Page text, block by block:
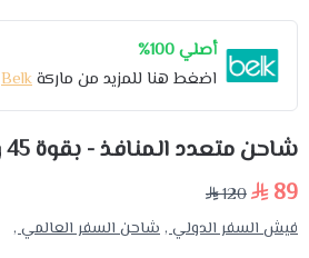
أصلي 100%
اضغط هنا للمزيد من ماركةBelk
شاحن متعدد المنافذ - بقوة 45 واط
89
120
فيش السفر الدولي ,شاحن السفر العالمي ,